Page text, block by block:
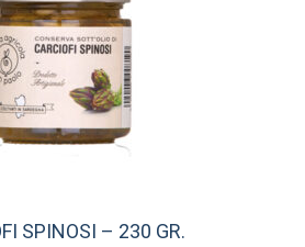
SPINOSI – 230 GR.